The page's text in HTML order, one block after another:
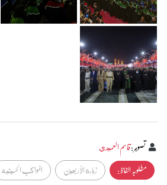
تصوير:قاسم العميدي
مطلوبہ الفاظ :
زيارة الأربعين المواكب الحسينية